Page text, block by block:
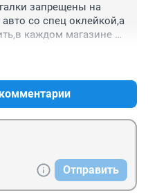
запрещены на
со спец оклейкой,а
каждом магазине
Отправить